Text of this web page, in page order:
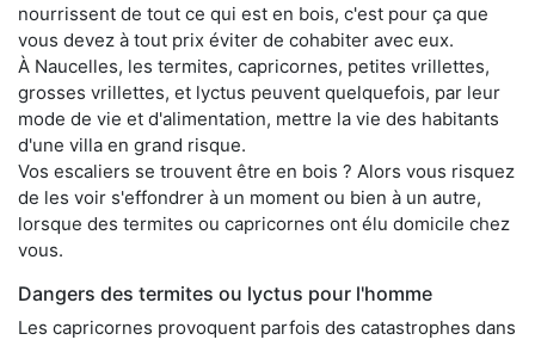
nourrissent de tout ce qui est en bois, c'est pour ça que
vous devez à tout prix éviter de cohabiter avec eux.
À Naucelles, les termites, capricornes, petites vrillettes,
grosses vrillettes, et lyctus peuvent quelquefois, par leur
mode de vie et d'alimentation, mettre la vie des habitants
d'une villa en grand risque.
Vos escaliers se trouvent être en bois ? Alors vous risquez
de les voir s'effondrer à un moment ou bien à un autre,
lorsque des termites ou capricornes ont élu domicile chez
vous.
Dangers des termites ou lyctus pour l'homme
Les capricornes provoquent parfois des catastrophes dans